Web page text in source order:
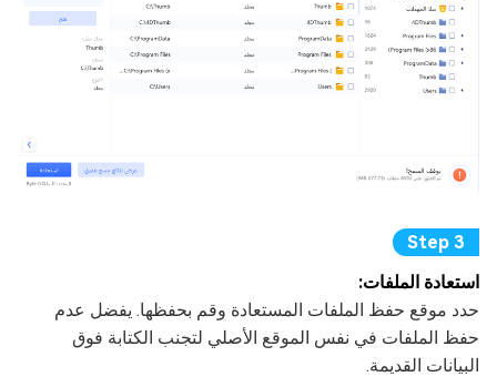
استعادة الملفات:
حدد موقع حفظ الملفات المستعادة وقم بحفظها. يفضل عدم
حفظ الملفات في نفس الموقع الأصلي لتجنب الكتابة فوق
البيانات القديمة.